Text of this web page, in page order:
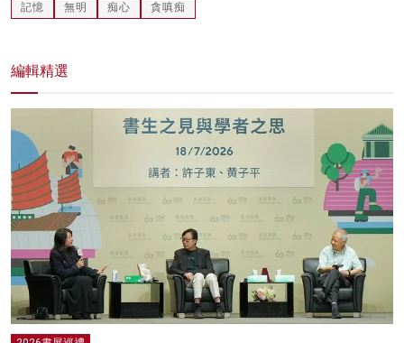
記憶 無明 痴心 貪嗔痴
編輯精選